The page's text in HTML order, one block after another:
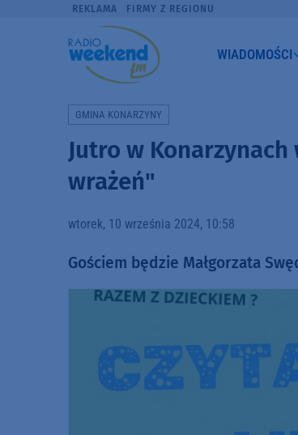
REKLAMA FIRMY Z REGIONU
WIADOMOŚCI
GMINA KONARZYNY
Jutro w Konarzynach
wrażeń"
wtorek, 10 września 2024, 10:58
Gościem będzie Małgorzata